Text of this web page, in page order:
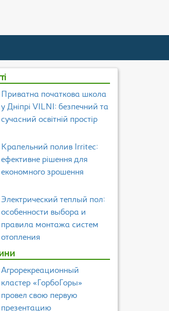
Приватна початкова школа
у Дніпрі VILNI: безпечний та
сучасний освітній простір
Крапельний полив Irritec:
ефективне рішення для
економного зрошення
Электрический теплый пол:
особенности выбора и
правила монтажа систем
отопления
Агрорекреационный
кластер «ГорбоГоры»
провел свою первую
презентацию